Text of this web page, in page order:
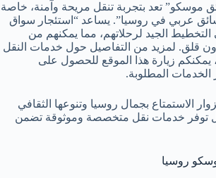
موسكو” تعد بتجربة تنقل مريحة وآمنة، خاصة
عربي في روسيا”. يساعد “استئجار سواق
الجيد لرحلاتهم، مما يمكنهم من
قلق. لمزيد من التفاصيل حول خدمات النقل
زيارة هذا الموقع للحصول على
المطلوبة.
الاستمتاع بجمال روسيا وتنوعها الثقافي
توفر خدمات نقل متخصصة وموثوقة تضمن
روسيا